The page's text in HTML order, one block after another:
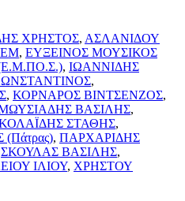
ΧΡΗΣΤΟΣ, ΑΣΛΑΝΙΔΟΥ
, ΕΥΞΕΙΝΟΣ ΜΟΥΣΙΚΟΣ
, ΙΩΑΝΝΙΔΗΣ
,
, ΚΟΡΝΑΡΟΣ ΒΙΝΤΣΕΝΖΟΣ,
ΒΑΣΙΛΗΣ,
ΣΤΑΘΗΣ,
, ΠΑΡΧΑΡΙΔΗΣ
ΣΚΟΥΛΑΣ ΒΑΣΙΛΗΣ,
ΙΛΙΟΥ, ΧΡΗΣΤΟΥ